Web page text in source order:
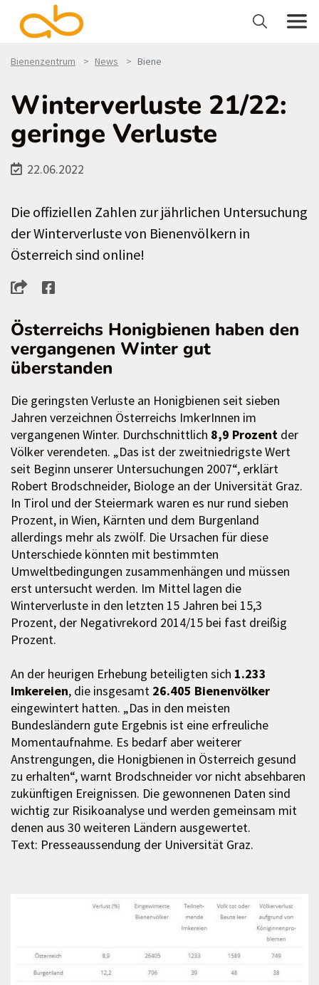
Bienenzentrum News Biene
Winterverluste 21/22:
geringe Verluste
22.06.2022
Die offiziellen Zahlen zur jährlichen Untersuchung
der Winterverluste von Bienenvölkern in
Österreich sind online!
Österreichs Honigbienen haben den
vergangenen Winter gut
überstanden
Die geringsten Verluste an Honigbienen seit sieben
Jahren verzeichnen Österreichs ImkerInnen im
vergangenen Winter. Durchschnittlich 8,9 Prozent der
Völker verendeten. „Das ist der zweitniedrigste Wert
seit Beginn unserer Untersuchungen 2007“, erklärt
Robert Brodschneider, Biologe an der Universität Graz.
In Tirol und der Steiermark waren es nur rund sieben
Prozent, in Wien, Kärnten und dem Burgenland
allerdings mehr als zwölf. Die Ursachen für diese
Unterschiede könnten mit bestimmten
Umweltbedingungen zusammenhängen und müssen
erst untersucht werden. Im Mittel lagen die
Winterverluste in den letzten 15 Jahren bei 15,3
Prozent, der Negativrekord 2014/15 bei fast dreißig
Prozent.
An der heurigen Erhebung beteiligten sich 1.233
Imkereien, die insgesamt 26.405 Bienenvölker
eingewintert hatten. „Das in den meisten
Bundesländern gute Ergebnis ist eine erfreuliche
Momentaufnahme. Es bedarf aber weiterer
Anstrengungen, die Honigbienen in Österreich gesund
zu erhalten“, warnt Brodschneider vor nicht absehbaren
zukünftigen Ereignissen. Die gewonnenen Daten sind
wichtig zur Risikoanalyse und werden gemeinsam mit
denen aus 30 weiteren Ländern ausgewertet.
Text: Presseaussendung der Universität Graz.